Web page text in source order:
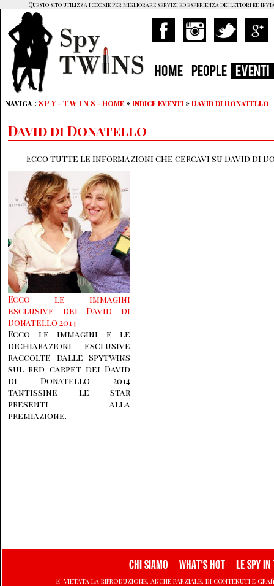
HOME PEOPLE EVENTI
Naviga : S P Y - T W I N S - Home »Indice Eventi »David di Donatello
David di Donatello
Ecco tutte le informazioni che cercavi su David di
Ecco le immagini
esclusive dei David di
Donatello 2014
Ecco le immagini e le
dichiarazioni esclusive
raccolte dalle Spytwins
sul red carpet dei David
di Donatello 2014
tantissine le star
presenti alla
premiazione.
CHI SIAMO WHAT'S HOT LE SPY IN
E' vietata la riproduzione, anche parziale, di contenuti e
Questo sito utilizza i cookie per migliorare servizi ed esperienza dei lettori ed